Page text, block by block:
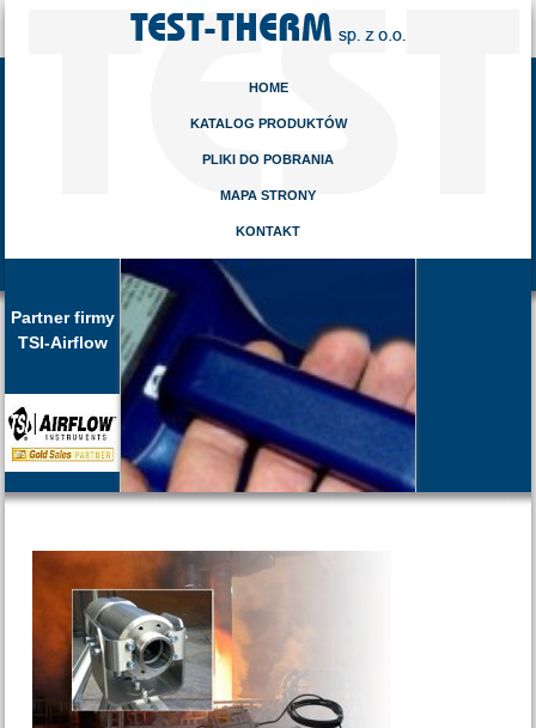
HOME
KATALOG PRODUKTÓW
PLIKI DO POBRANIA
MAPA STRONY
KONTAKT
Partner firmy
TSI-Airflow